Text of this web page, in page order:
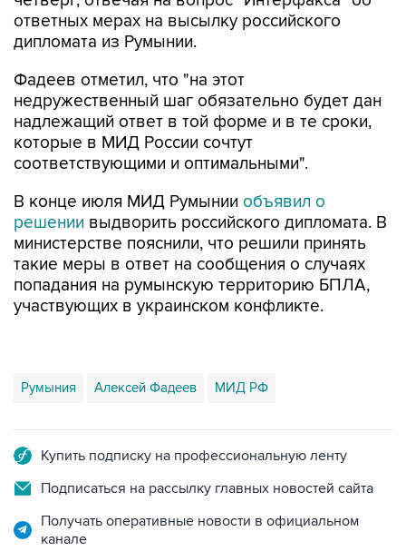
ответных мерах на высылку российского
дипломата из Румынии.
Фадеев отметил, что "на этот
недружественный шаг обязательно будет дан
надлежащий ответ в той форме и в те сроки,
которые в МИД России сочтут
соответствующими и оптимальными".
В конце июля МИД Румынии объявил о
решении выдворить российского дипломата. В
министерстве пояснили, что решили принять
такие меры в ответ на сообщения о случаях
попадания на румынскую территорию БПЛА,
участвующих в украинском конфликте.
Румыния Алексей Фадеев МИД РФ
Купить подписку на профессиональную ленту
Подписаться на рассылку главных новостей сайта
Получать оперативные новости в официальном
канале